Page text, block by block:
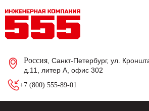
Россия , Санкт-Петербург, ул.
д.11, литер А, офис 302
+7 (800) 555-89-01